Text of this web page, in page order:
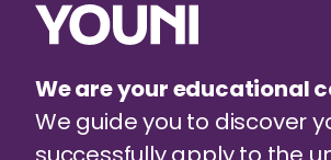
We are your educational
We guide you to discover